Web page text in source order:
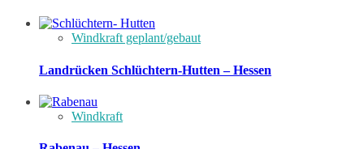
Windkraft geplant/gebaut
Landrücken Schlüchtern-Hutten – Hessen
Windkraft